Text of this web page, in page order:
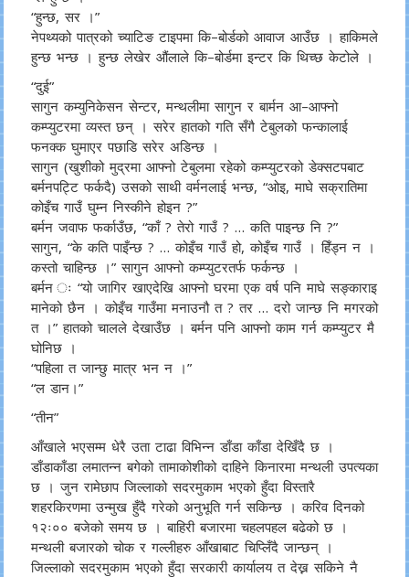
“हुन्छ, सर ।”
नेपथ्यको पात्रको च्याटिङ टाइपमा कि–बोर्डको आवाज आउँछ । हाकिमले
हुन्छ भन्छ । हुन्छ लेखेर औंलाले कि–बोर्डमा इन्टर कि थिच्छ केटोले ।
“दुई”
सागुन कम्युनिकेसन सेन्टर, मन्थलीमा सागुन र बार्मन आ–आफ्नो
कम्प्युटरमा व्यस्त छन् । सरेर हातको गति सँगै टेबुलको फन्कालाई
फनक्क घुमाएर पछाडि सरेर अडिन्छ ।
सागुन (खुशीको मुद्रमा आफ्नो टेबुलमा रहेको कम्प्युटरको डेक्सटपबाट
बर्मनपट्टि फर्कदै) उसको साथी वर्मनलाई भन्छ, “ओइ, माघे सक्रातिमा
कोइँच गाउँ घुम्न निस्कीने होइन ?”
बर्मन जवाफ फर्काउँछ, “काँ ? तेरो गाउँ ? … कति पाइन्छ नि ?”
सागुन, “के कति पाइँन्छ ? … कोइँच गाउँ हो, कोइँच गाउँ । हिँड्न न ।
कस्तो चाहिन्छ ।” सागुन आफ्नो कम्प्युटरतर्फ फर्कन्छ ।
बर्मन ः “यो जागिर खाएदेखि आफ्नो घरमा एक वर्ष पनि माघे सङ्काराइ
मानेको छैन । कोइँच गाउँमा मनाउनौ त ? तर … दरो जान्छ नि मगरको
त ।” हातको चालले देखाउँछ । बर्मन पनि आफ्नो काम गर्न कम्प्युटर मै
घोनिछ ।
“पहिला त जान्छु मात्र भन न ।”
“ल डान।”
“तीन”
आँखाले भएसम्म धेरै उता टाढा विभिन्न डाँडा काँडा देखिँदै छ ।
डाँडाकाँडा लमातन्न बगेको तामाकोशीको दाहिने किनारमा मन्थली उपत्यका
छ । जुन रामेछाप जिल्लाको सदरमुकाम भएको हुँदा विस्तारै
शहरकिरणमा उन्मुख हुँदै गरेको अनुभूति गर्न सकिन्छ । करिव दिनको
१२ः०० बजेको समय छ । बाहिरी बजारमा चहलपहल बढेको छ ।
मन्थली बजारको चोक र गल्लीहरु आँखाबाट चिप्लिँदै जान्छन् ।
जिल्लाको सदरमुकाम भएको हुँदा सरकारी कार्यालय त देख्न सकिने नै